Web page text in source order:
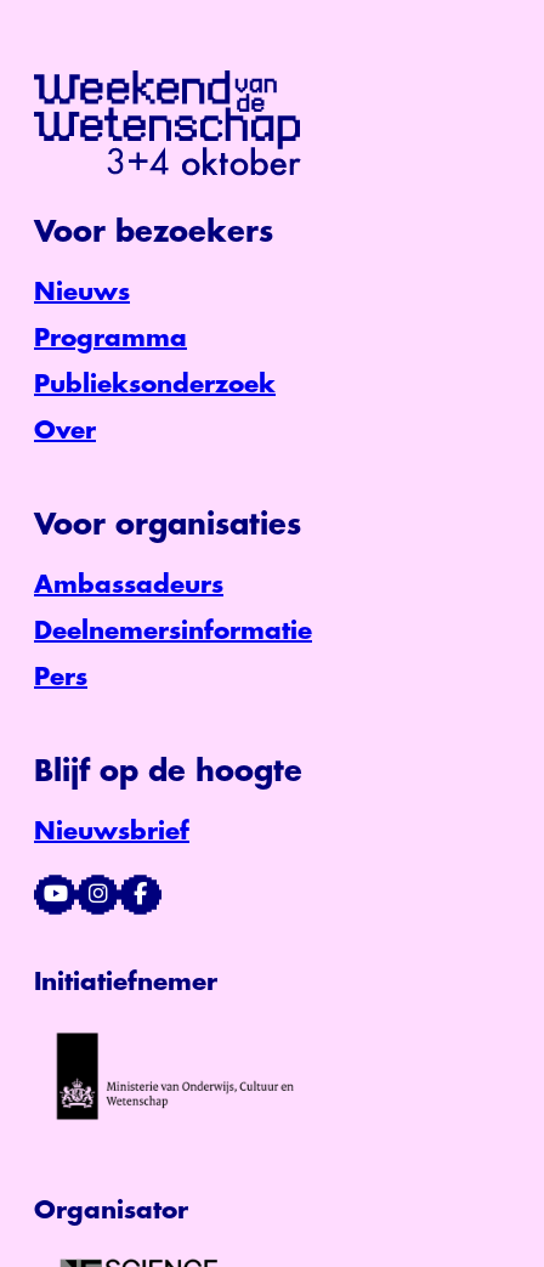
Voor bezoekers
Nieuws
Programma
Publieksonderzoek
Over
Voor organisaties
Ambassadeurs
Deelnemersinformatie
Pers
Blijf op de hoogte
Nieuwsbrief
Initiatiefnemer
Organisator